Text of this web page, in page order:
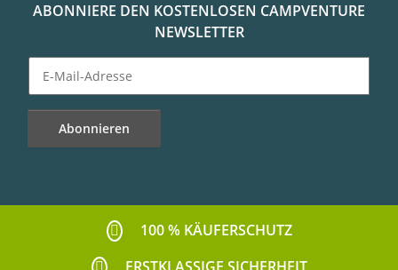
ABONNIERE DEN KOSTENLOSEN CAMPVENTURE
NEWSLETTER
Abonnieren
100 % KÄUFERSCHUTZ